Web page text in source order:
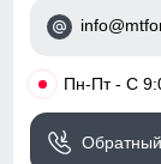
Тренд
Тип упаковки
• Пн-Пт - С